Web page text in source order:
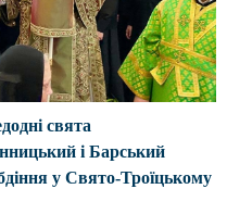
свята
і Барський
у Свято-Троїцькому